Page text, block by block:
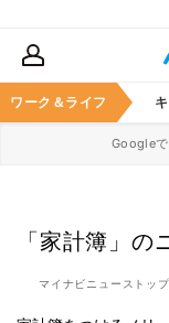
ワーク＆ライフ
Googleで
「家計簿」の
マイナビニューストップ